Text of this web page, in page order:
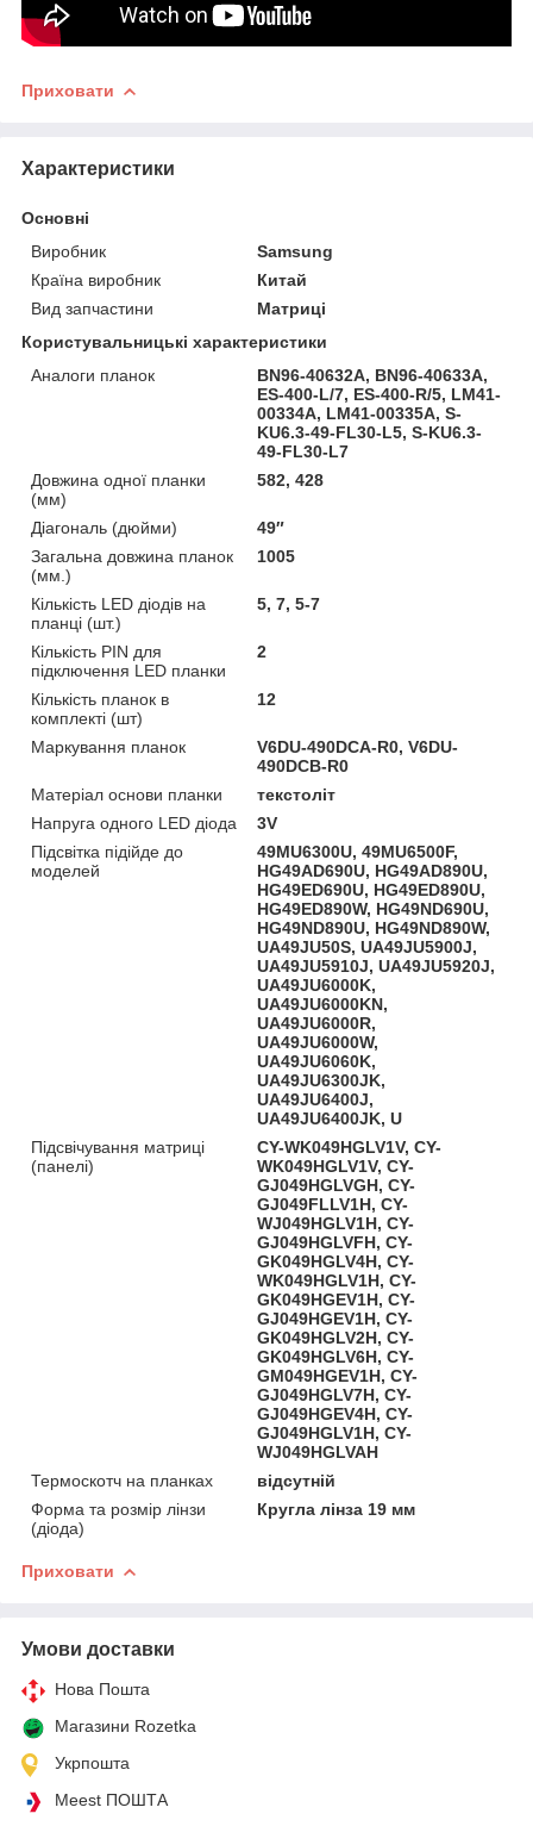
Приховати
Характеристики
Основні
Виробник
Samsung
Країна виробник
Китай
Вид запчастини
Матриці
Користувальницькі характеристики
Аналоги планок
BN96-40632A, BN96-40633A,
ES-400-L/7, ES-400-R/5, LM41-
00334A, LM41-00335A, S-
KU6.3-49-FL30-L5, S-KU6.3-
49-FL30-L7
Довжина одної планки
(мм)
582, 428
Діагональ (дюйми)
49″
Загальна довжина планок
(мм.)
1005
Кількість LED діодів на
планці (шт.)
5, 7, 5-7
Кількість PIN для
підключення LED планки
2
Кількість планок в
комплекті (шт)
12
Маркування планок
V6DU-490DCA-R0, V6DU-
490DCB-R0
Матеріал основи планки
текстоліт
Напруга одного LED діода
3V
Підсвітка підійде до
моделей
49MU6300U, 49MU6500F,
HG49AD690U, HG49AD890U,
HG49ED690U, HG49ED890U,
HG49ED890W, HG49ND690U,
HG49ND890U, HG49ND890W,
UA49JU50S, UA49JU5900J,
UA49JU5910J, UA49JU5920J,
UA49JU6000K,
UA49JU6000KN,
UA49JU6000R,
UA49JU6000W,
UA49JU6060K,
UA49JU6300JK,
UA49JU6400J,
UA49JU6400JK, U
Підсвічування матриці
(панелі)
CY-WK049HGLV1V, CY-
WK049HGLV1V, CY-
GJ049HGLVGH, CY-
GJ049FLLV1H, CY-
WJ049HGLV1H, CY-
GJ049HGLVFH, CY-
GK049HGLV4H, CY-
WK049HGLV1H, CY-
GK049HGEV1H, CY-
GJ049HGEV1H, CY-
GK049HGLV2H, CY-
GK049HGLV6H, CY-
GM049HGEV1H, CY-
GJ049HGLV7H, CY-
GJ049HGEV4H, CY-
GJ049HGLV1H, CY-
WJ049HGLVAH
Термоскотч на планках
відсутній
Форма та розмір лінзи
(діода)
Кругла лінза 19 мм
Приховати
Умови доставки
Нова Пошта
Магазини Rozetka
Укрпошта
Meest ПОШТА